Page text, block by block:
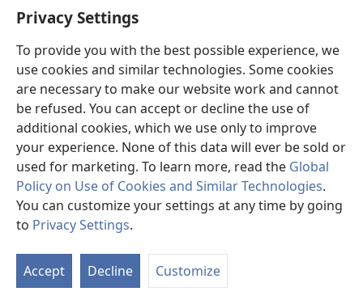
Privacy Settings
To provide you with the best possible experience, we
use cookies and similar technologies. Some cookies
are necessary to make our website work and cannot
be refused. You can accept or decline the use of
additional cookies, which we use only to improve
your experience. None of this data will ever be sold or
used for marketing. To learn more, read the Global
Policy on Use of Cookies and Similar Technologies.
You can customize your settings at any time by going
to Privacy Settings.
Accept Decline Customize
nesiqalekiso
IzA 10:22Sib.sakaJehova esenza umuntu anjinge
Mal 3:10nginikghuthulele iimb.bekube kulapho
Rom 1:11ngidlulisele kini isi b. esivela kuZimu
BUSO,Mat 4:8uDeveli wamtjengisa yoke imib.
BUSUKU
IR 19:2 ub.nob.aveza ilwazi
Rom 13:12Ub.sebukhambe khulu; imini seyitjhidele
ekusilingekeni